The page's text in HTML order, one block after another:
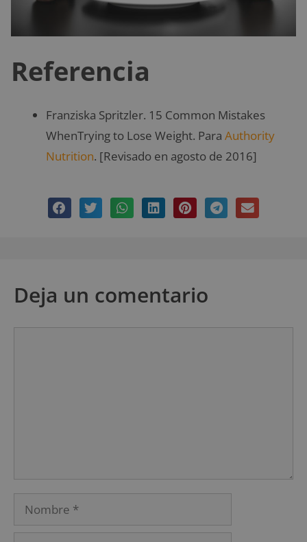
Referencia
Franziska Spritzler. 15 Common Mistakes
WhenTrying to Lose Weight. Para Authority
Nutrition. [Revisado en agosto de 2016]
Deja un comentario